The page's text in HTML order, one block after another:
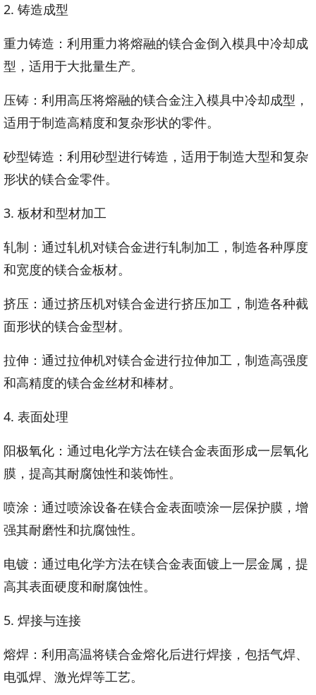
2. 铸造成型
重力铸造：利用重力将熔融的镁合金倒入模具中冷却成
型，适用于大批量生产。
压铸：利用高压将熔融的镁合金注入模具中冷却成型，
适用于制造高精度和复杂形状的零件。
砂型铸造：利用砂型进行铸造，适用于制造大型和复杂
形状的镁合金零件。
3. 板材和型材加工
轧制：通过轧机对镁合金进行轧制加工，制造各种厚度
和宽度的镁合金板材。
挤压：通过挤压机对镁合金进行挤压加工，制造各种截
面形状的镁合金型材。
拉伸：通过拉伸机对镁合金进行拉伸加工，制造高强度
和高精度的镁合金丝材和棒材。
4. 表面处理
阳极氧化：通过电化学方法在镁合金表面形成一层氧化
膜，提高其耐腐蚀性和装饰性。
喷涂：通过喷涂设备在镁合金表面喷涂一层保护膜，增
强其耐磨性和抗腐蚀性。
电镀：通过电化学方法在镁合金表面镀上一层金属，提
高其表面硬度和耐腐蚀性。
5. 焊接与连接
熔焊：利用高温将镁合金熔化后进行焊接，包括气焊、
电弧焊、激光焊等工艺。